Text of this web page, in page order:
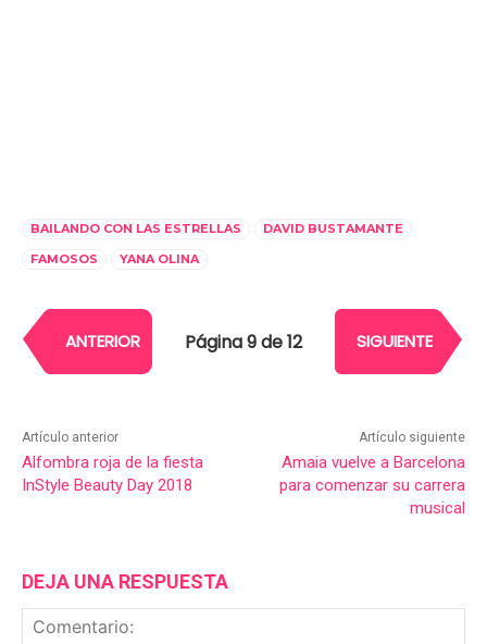
BAILANDO CON LAS ESTRELLAS
DAVID BUSTAMANTE
FAMOSOS
YANA OLINA
ANTERIOR Página 9 de 12 SIGUIENTE
Artículo anterior
Alfombra roja de la fiesta
InStyle Beauty Day 2018
Artículo siguiente
Amaia vuelve a Barcelona
para comenzar su carrera
musical
DEJA UNA RESPUESTA